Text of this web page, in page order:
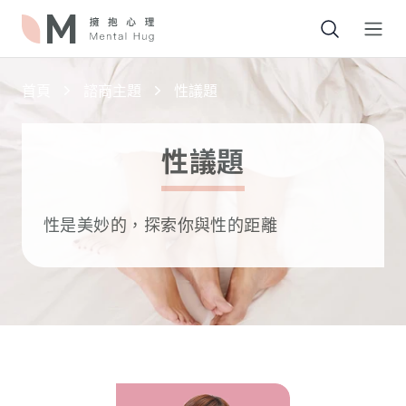
首頁 諮商主題 性議題
性議題
性是美妙的，探索你與性的距離